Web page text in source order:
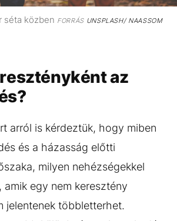
séta közben FORRÁSUNSPLASH/ NAASSOM
az
arról is kérdeztük, hogy miben
és a házasság előtti
milyen nehézségekkel
amik egy nem keresztény
jelentenek többletterhet.